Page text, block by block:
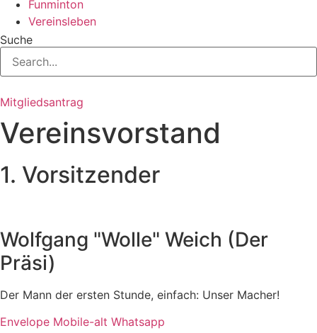
Funminton
Vereinsleben
Suche
Mitgliedsantrag
Vereinsvorstand
1. Vorsitzender
Wolfgang "Wolle" Weich (Der
Präsi)
Der Mann der ersten Stunde, einfach: Unser Macher!
Envelope Mobile-alt Whatsapp